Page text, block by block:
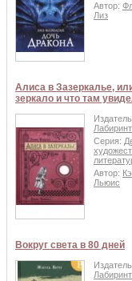
Автор:
Лиз
Алиса в Зазеркалье,
зеркало и что там
Лабиринт
Серия:
Автор:
Льюис
Вокруг света в 80 дней
Лабиринт